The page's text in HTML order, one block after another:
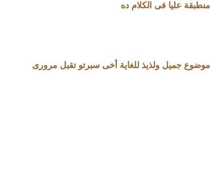
منطبقة عليا فى الكلام ده
موضوع جميل ولذيذ للغاية أخى سبرتو تقبل مرورى